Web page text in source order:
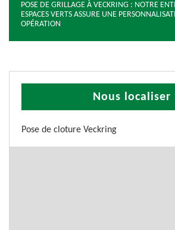
POSE DE GRILLAGE À VECKRING : NOTRE
ESPACES VERTS ASSURE UNE
OPÉRATION
Nous localiser
Pose de cloture Veckring